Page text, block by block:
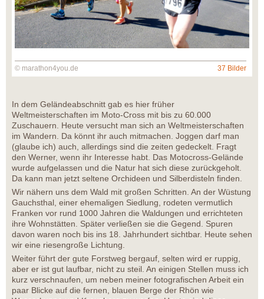
© marathon4you.de 37 Bilder
In dem Geländeabschnitt gab es hier früher
Weltmeisterschaften im Moto-Cross mit bis zu 60.000
Zuschauern. Heute versucht man sich an Weltmeisterschaften
im Wandern. Da könnt ihr auch mitmachen. Joggen darf man
(glaube ich) auch, allerdings sind die zeiten gedeckelt. Fragt
den Werner, wenn ihr Interesse habt. Das Motocross-Gelände
wurde aufgelassen und die Natur hat sich diese zurückgeholt.
Da kann man jetzt seltene Orchideen und Silberdisteln finden.
Wir nähern uns dem Wald mit großen Schritten. An der Wüstung
Gauchsthal, einer ehemaligen Siedlung, rodeten vermutlich
Franken vor rund 1000 Jahren die Waldungen und errichteten
ihre Wohnstätten. Später verließen sie die Gegend. Spuren
davon waren noch bis ins 18. Jahrhundert sichtbar. Heute sehen
wir eine riesengroße Lichtung.
Weiter führt der gute Forstweg bergauf, selten wird er ruppig,
aber er ist gut laufbar, nicht zu steil. An einigen Stellen muss ich
kurz verschnaufen, um neben meiner fotografischen Arbeit ein
paar Blicke auf die fernen, blauen Berge der Rhön wie